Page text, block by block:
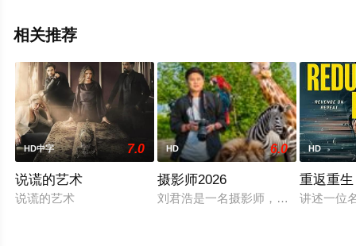
相关推荐
HD中字 7.0
说谎的艺术
说谎的艺术
HD 6.0
摄影师2026
刘君浩是一名摄影师，他平时的工作
HD
重返重生
讲述一位